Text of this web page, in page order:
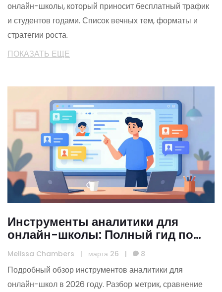
онлайн-школы, который приносит бесплатный трафик
и студентов годами. Список вечных тем, форматы и
стратегии роста.
ПОКАЗАТЬ ЕЩЕ
Инструменты аналитики для
онлайн-школы: Полный гид по
выбору и настройке в 2026 году
Melissa Chambers | марта 26 | 8
Подробный обзор инструментов аналитики для
онлайн-школ в 2026 году. Разбор метрик, сравнение